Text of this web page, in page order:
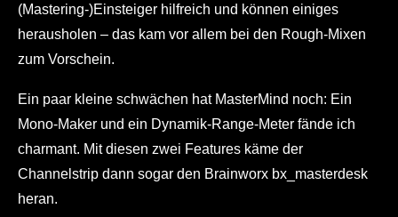
(Mastering-)Einsteiger hilfreich und können einiges
herausholen – das kam vor allem bei den Rough-Mixen
zum Vorschein.
Ein paar kleine schwächen hat MasterMind noch: Ein
Mono-Maker und ein Dynamik-Range-Meter fände ich
charmant. Mit diesen zwei Features käme der
Channelstrip dann sogar den Brainworx bx_masterdesk
heran.